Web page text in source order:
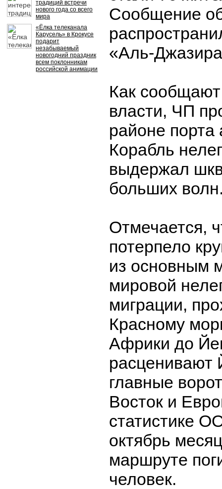
традиций встречи
нового года со всего
мира
«Ёлка телеканала
Карусель» в Крокусе
подарит
незабываемый
новогодний праздник
всем поклонникам
российской анимации
Сообщение
«Аль-
Как
власти, ЧП
районе
Корабль
выдержал
больших
Отмечается,
потерпело
из основным
мировой
миграции,
Красному
Африки до
расценивают
главные
Восток и
статистике
октябрь
маршруте
человек.